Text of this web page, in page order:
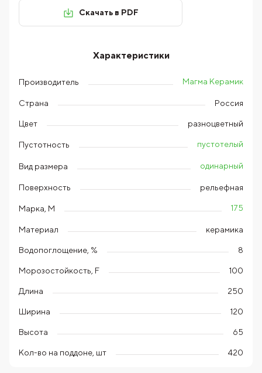
Скачать в PDF
Характеристики
Производитель Магма Керамик
Страна Россия
Цвет разноцветный
Пустотность пустотелый
Вид размера одинарный
Поверхность рельефная
Марка, М 175
Материал керамика
Водопоглощение, % 8
Морозостойкость, F 100
Длина 250
Ширина 120
Высота 65
Кол-во на поддоне, шт 420